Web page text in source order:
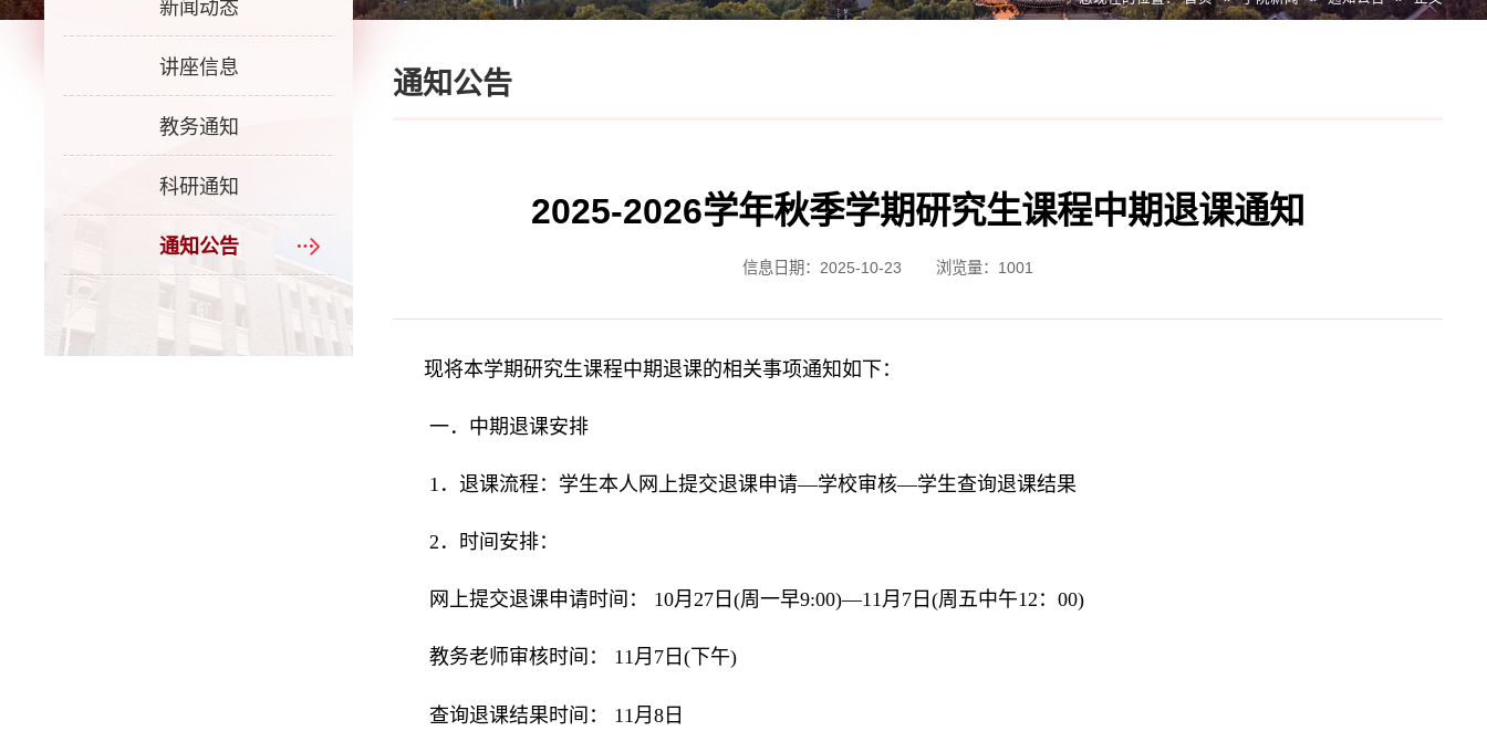
新闻动态
讲座信息
教务通知
科研通知
通知公告
通知公告
2025-2026学年秋季学期研究生课程中期退课通知
信息日期：2025-10-23 浏览量： 1001
现将本学期研究生课程中期退课的相关事项通知如下：
一．中期退课安排
1．退课流程：学生本人网上提交退课申请—学校审核—学生查询退课结果
2．时间安排：
网上提交退课申请时间： 10月27日(周一早9:00)—11月7日(周五中午12：00)
教务老师审核时间： 11月7日(下午)
查询退课结果时间： 11月8日